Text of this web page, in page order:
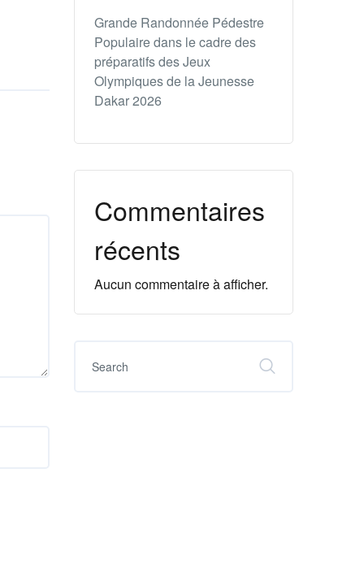
Grande Randonnée Pédestre
Populaire dans le cadre des
préparatifs des Jeux
Olympiques de la Jeunesse
Dakar 2026
Commentaires
récents
Aucun commentaire à afficher.